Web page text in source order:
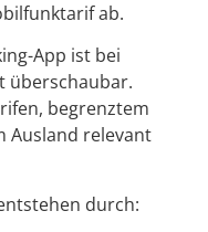
ab.
App ist bei
überschaubar.
begrenztem
Ausland relevant
durch: